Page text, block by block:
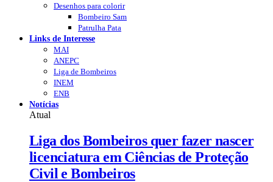
Desenhos para colorir
Bombeiro Sam
Patrulha Pata
Links de Interesse
MAI
ANEPC
Liga de Bombeiros
INEM
ENB
Notícias
Atual
Liga dos Bombeiros quer fazer nascer
licenciatura em Ciências de Proteção
Civil e Bombeiros